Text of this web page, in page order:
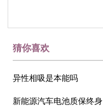
猜你喜欢
异性相吸是本能吗
新能源汽车电池质保终身